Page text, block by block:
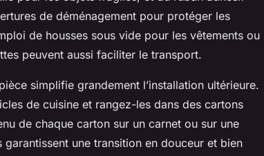
de déménagement pour protéger les
de housses sous vide pour les vêtements ou
peuvent aussi faciliter le transport.
simplifie grandement l’installation ultérieure.
de cuisine et rangez-les dans des cartons
de chaque carton sur un carnet ou sur une
une transition en douceur et bien